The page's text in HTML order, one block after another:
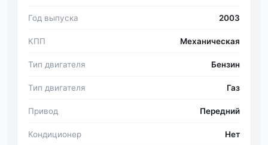
Год выпуска 2003
КПП Механическая
Тип двигателя Бензин
Тип двигателя Газ
Привод Передний
Кондиционер Нет